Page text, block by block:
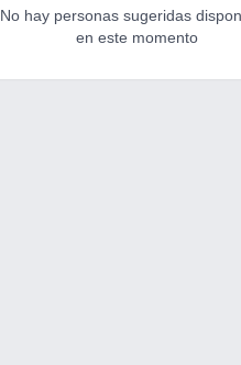
No hay personas sugeridas
en este momento